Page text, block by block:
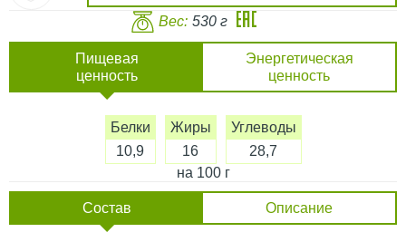
Вес: 530 г
Пищевая
ценность
Энергетическая
ценность
Белки
10,9
Жиры
16
Углеводы
28,7
на 100 г
Состав Описание